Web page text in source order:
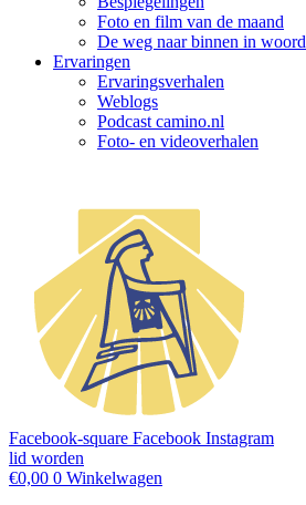
Foto en film van de maand
De weg naar binnen in
Ervaringen
Ervaringsverhalen
Weblogs
Podcast camino.nl
Foto- en videoverhalen
Facebook-square Facebook Instagram
lid worden
€0,00 0 Winkelwagen